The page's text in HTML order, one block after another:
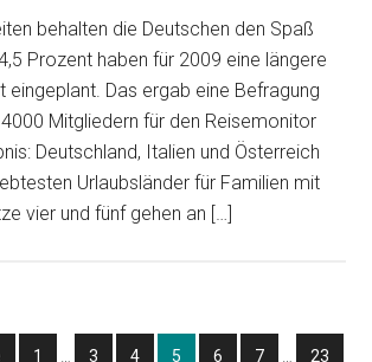
behalten die Deutschen den Spaß
Prozent haben für 2009 eine längere
eingeplant. Das ergab eine Befragung
Mitgliedern für den Reisemonitor
Deutschland, Italien und Österreich
Urlaubsländer für Familien mit
vier und fünf gehen an […]
Go
1
Interim
Go
3 Go
4 Go
5 Go
6 Go
7
Interim
Go
23